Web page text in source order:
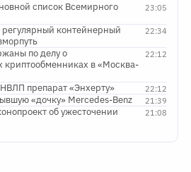
23:05
список Всемирного
22:34
регулярный контейнерный
22:12
по делу о
криптообменниках в «Москва-
22:12
препарат «Энхерту»
21:39
«дочку» Mercedes-Benz
21:08
об ужесточении